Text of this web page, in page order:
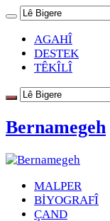
AGAHÎ
DESTEK
TÊKÎLÎ
Bernamegeh
MALPER
BİYOGRAFÎ
ÇAND